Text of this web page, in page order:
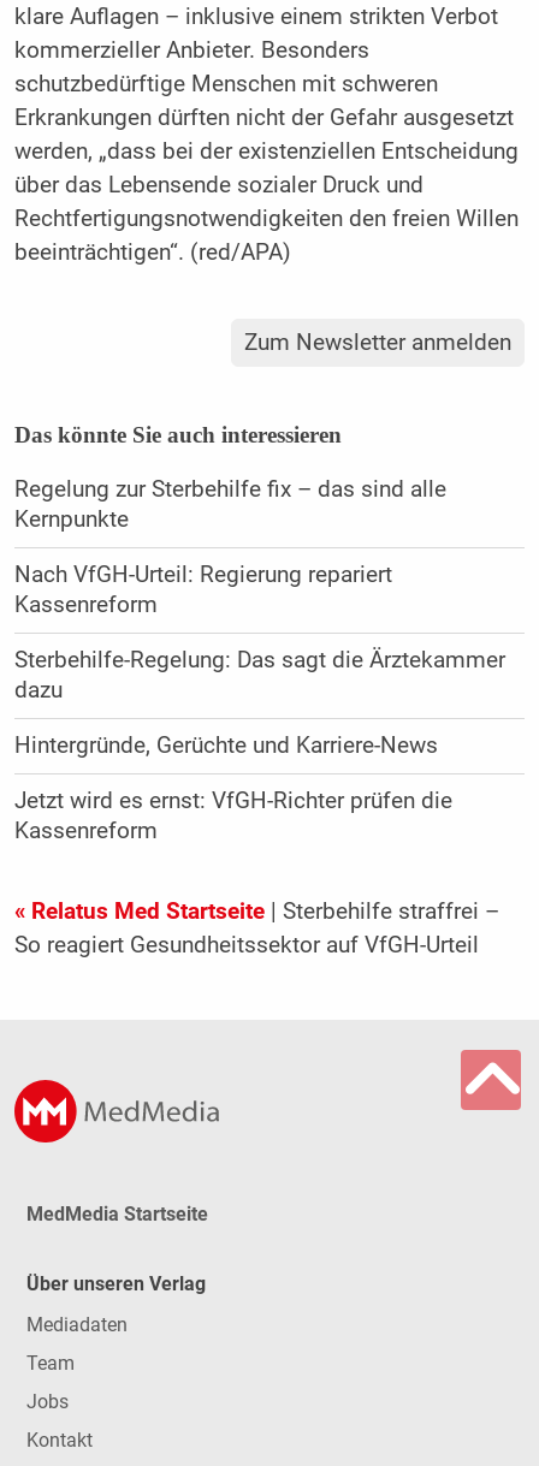
klare Auflagen – inklusive einem strikten Verbot
kommerzieller Anbieter. Besonders
schutzbedürftige Menschen mit schweren
Erkrankungen dürften nicht der Gefahr ausgesetzt
werden, „dass bei der existenziellen Entscheidung
über das Lebensende sozialer Druck und
Rechtfertigungsnotwendigkeiten den freien Willen
beeinträchtigen“. (red/APA)
Zum Newsletter anmelden
Das könnte Sie auch interessieren
Regelung zur Sterbehilfe fix – das sind alle
Kernpunkte
Nach VfGH-Urteil: Regierung repariert
Kassenreform
Sterbehilfe-Regelung: Das sagt die Ärztekammer
dazu
Hintergründe, Gerüchte und Karriere-News
Jetzt wird es ernst: VfGH-Richter prüfen die
Kassenreform
« Relatus Med Startseite| Sterbehilfe straffrei –
So reagiert Gesundheitssektor auf VfGH-Urteil
MedMedia Startseite
Über unseren Verlag
Mediadaten
Team
Jobs
Kontakt